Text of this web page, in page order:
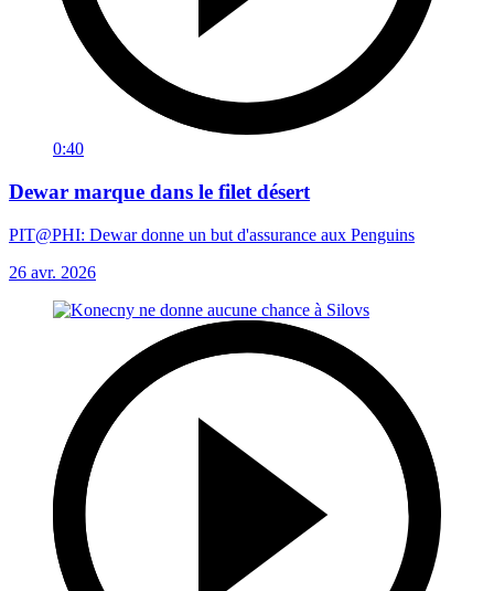
0:40
Dewar marque dans le filet désert
PIT@PHI: Dewar donne un but d'assurance aux Penguins
26 avr. 2026